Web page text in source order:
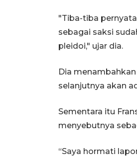
"Tiba-tiba
sebagai saksi
pleidoi," ujar dia.
Dia
selanjutnya akan
Sementara itu
menyebutnya
“Saya hormati